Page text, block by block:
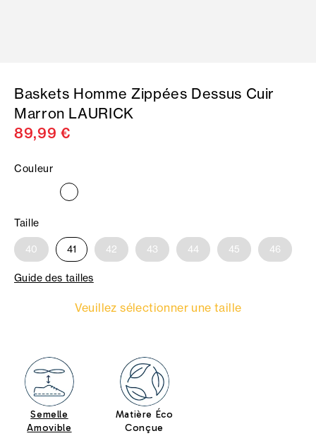
Baskets Homme Zippées Dessus Cuir
Marron LAURICK
89,99 €
Couleur
Taille
40 41 42 43 44 45 46
Guide des tailles
Veuillez sélectionner une taille
Semelle
Amovible
Matière Éco
Conçue